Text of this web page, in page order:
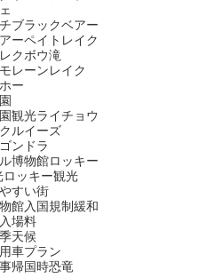
ブラックベアー
ーペイトレイク
クボウ滝
モレーンレイク
ー
観光ライチョウ
ルイーズ
ンドラ
博物館ロッキー
ロッキー観光
すい街
館入国規制緩和
場料
天候
車プラン
帰国時恐竜